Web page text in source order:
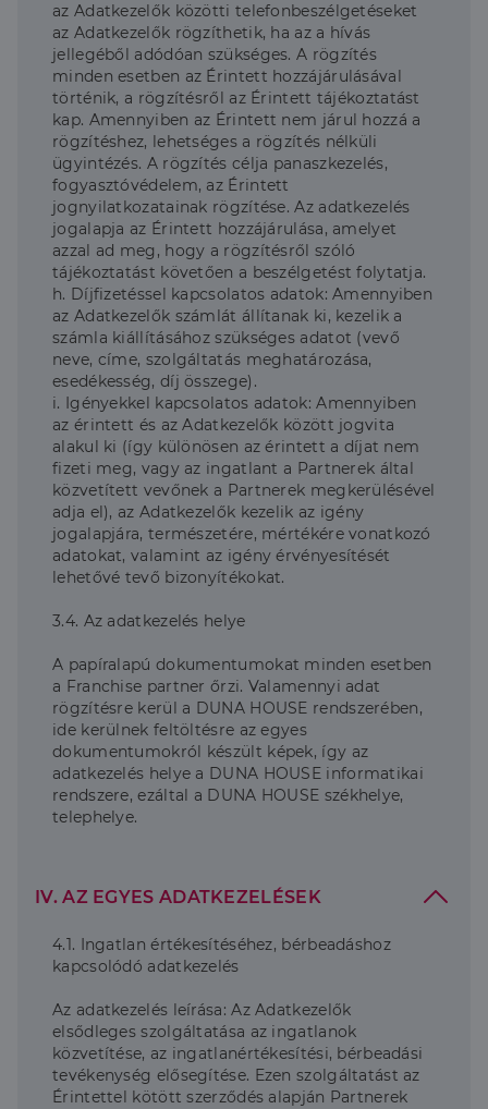
az Adatkezelők közötti telefonbeszélgetéseket
az Adatkezelők rögzíthetik, ha az a hívás
jellegéből adódóan szükséges. A rögzítés
minden esetben az Érintett hozzájárulásával
történik, a rögzítésről az Érintett tájékoztatást
kap. Amennyiben az Érintett nem járul hozzá a
rögzítéshez, lehetséges a rögzítés nélküli
ügyintézés. A rögzítés célja panaszkezelés,
fogyasztóvédelem, az Érintett
jognyilatkozatainak rögzítése. Az adatkezelés
jogalapja az Érintett hozzájárulása, amelyet
azzal ad meg, hogy a rögzítésről szóló
tájékoztatást követően a beszélgetést folytatja.
h. Díjfizetéssel kapcsolatos adatok: Amennyiben
az Adatkezelők számlát állítanak ki, kezelik a
számla kiállításához szükséges adatot (vevő
neve, címe, szolgáltatás meghatározása,
esedékesség, díj összege).
i. Igényekkel kapcsolatos adatok: Amennyiben
az érintett és az Adatkezelők között jogvita
alakul ki (így különösen az érintett a díjat nem
fizeti meg, vagy az ingatlant a Partnerek által
közvetített vevőnek a Partnerek megkerülésével
adja el), az Adatkezelők kezelik az igény
jogalapjára, természetére, mértékére vonatkozó
adatokat, valamint az igény érvényesítését
lehetővé tevő bizonyítékokat.
3.4. Az adatkezelés helye
A papíralapú dokumentumokat minden esetben
a Franchise partner őrzi. Valamennyi adat
rögzítésre kerül a DUNA HOUSE rendszerében,
ide kerülnek feltöltésre az egyes
dokumentumokról készült képek, így az
adatkezelés helye a DUNA HOUSE informatikai
rendszere, ezáltal a DUNA HOUSE székhelye,
telephelye.
IV. AZ EGYES ADATKEZELÉSEK
4.1. Ingatlan értékesítéséhez, bérbeadáshoz
kapcsolódó adatkezelés
Az adatkezelés leírása: Az Adatkezelők
elsődleges szolgáltatása az ingatlanok
közvetítése, az ingatlanértékesítési, bérbeadási
tevékenység elősegítése. Ezen szolgáltatást az
Érintettel kötött szerződés alapján Partnerek